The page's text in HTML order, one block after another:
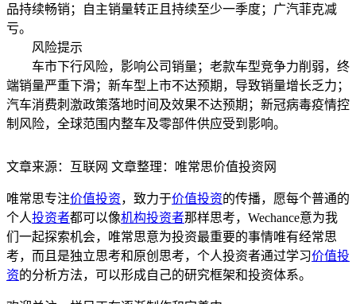
品持续畅销；自主销量转正且持续至少一季度；广汽菲克减
亏。
风险提示
车市下行风险，影响公司销量；老款车型竞争力削弱，终
端销量严重下滑；新车型上市不达预期，导致销量增长乏力；
汽车消费刺激政策落地时间及效果不达预期；新冠病毒疫情控
制风险，全球范围内整车及零部件供应受到影响。
文章来源：互联网 文章整理：唯常思价值投资网
唯常思专注价值投资，致力于价值投资的传播，愿每个普通的
个人投资者都可以像机构投资者那样思考，Wechance意为我
们一起探索机会，唯常思意为投资最重要的事情唯有经常思
考，而且是独立思考和原创思考，个人投资者通过学习价值投
资的分析方法，可以形成自己的研究框架和投资体系。